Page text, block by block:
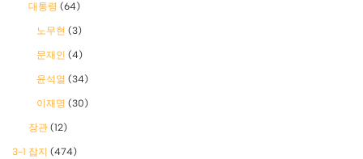
대통령 (64)
노무현 (3)
문재인 (4)
윤석열 (34)
이재명 (30)
장관 (12)
3-1 잡지 (474)